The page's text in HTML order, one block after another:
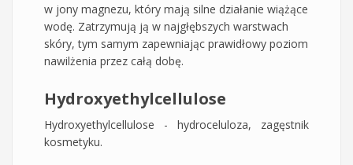
w jony magnezu, który mają silne działanie wiążące
wodę. Zatrzymują ją w najgłębszych warstwach
skóry, tym samym zapewniając prawidłowy poziom
nawilżenia przez całą dobę.
Hydroxyethylcellulose
Hydroxyethylcellulose - hydroceluloza, zagęstnik
kosmetyku.